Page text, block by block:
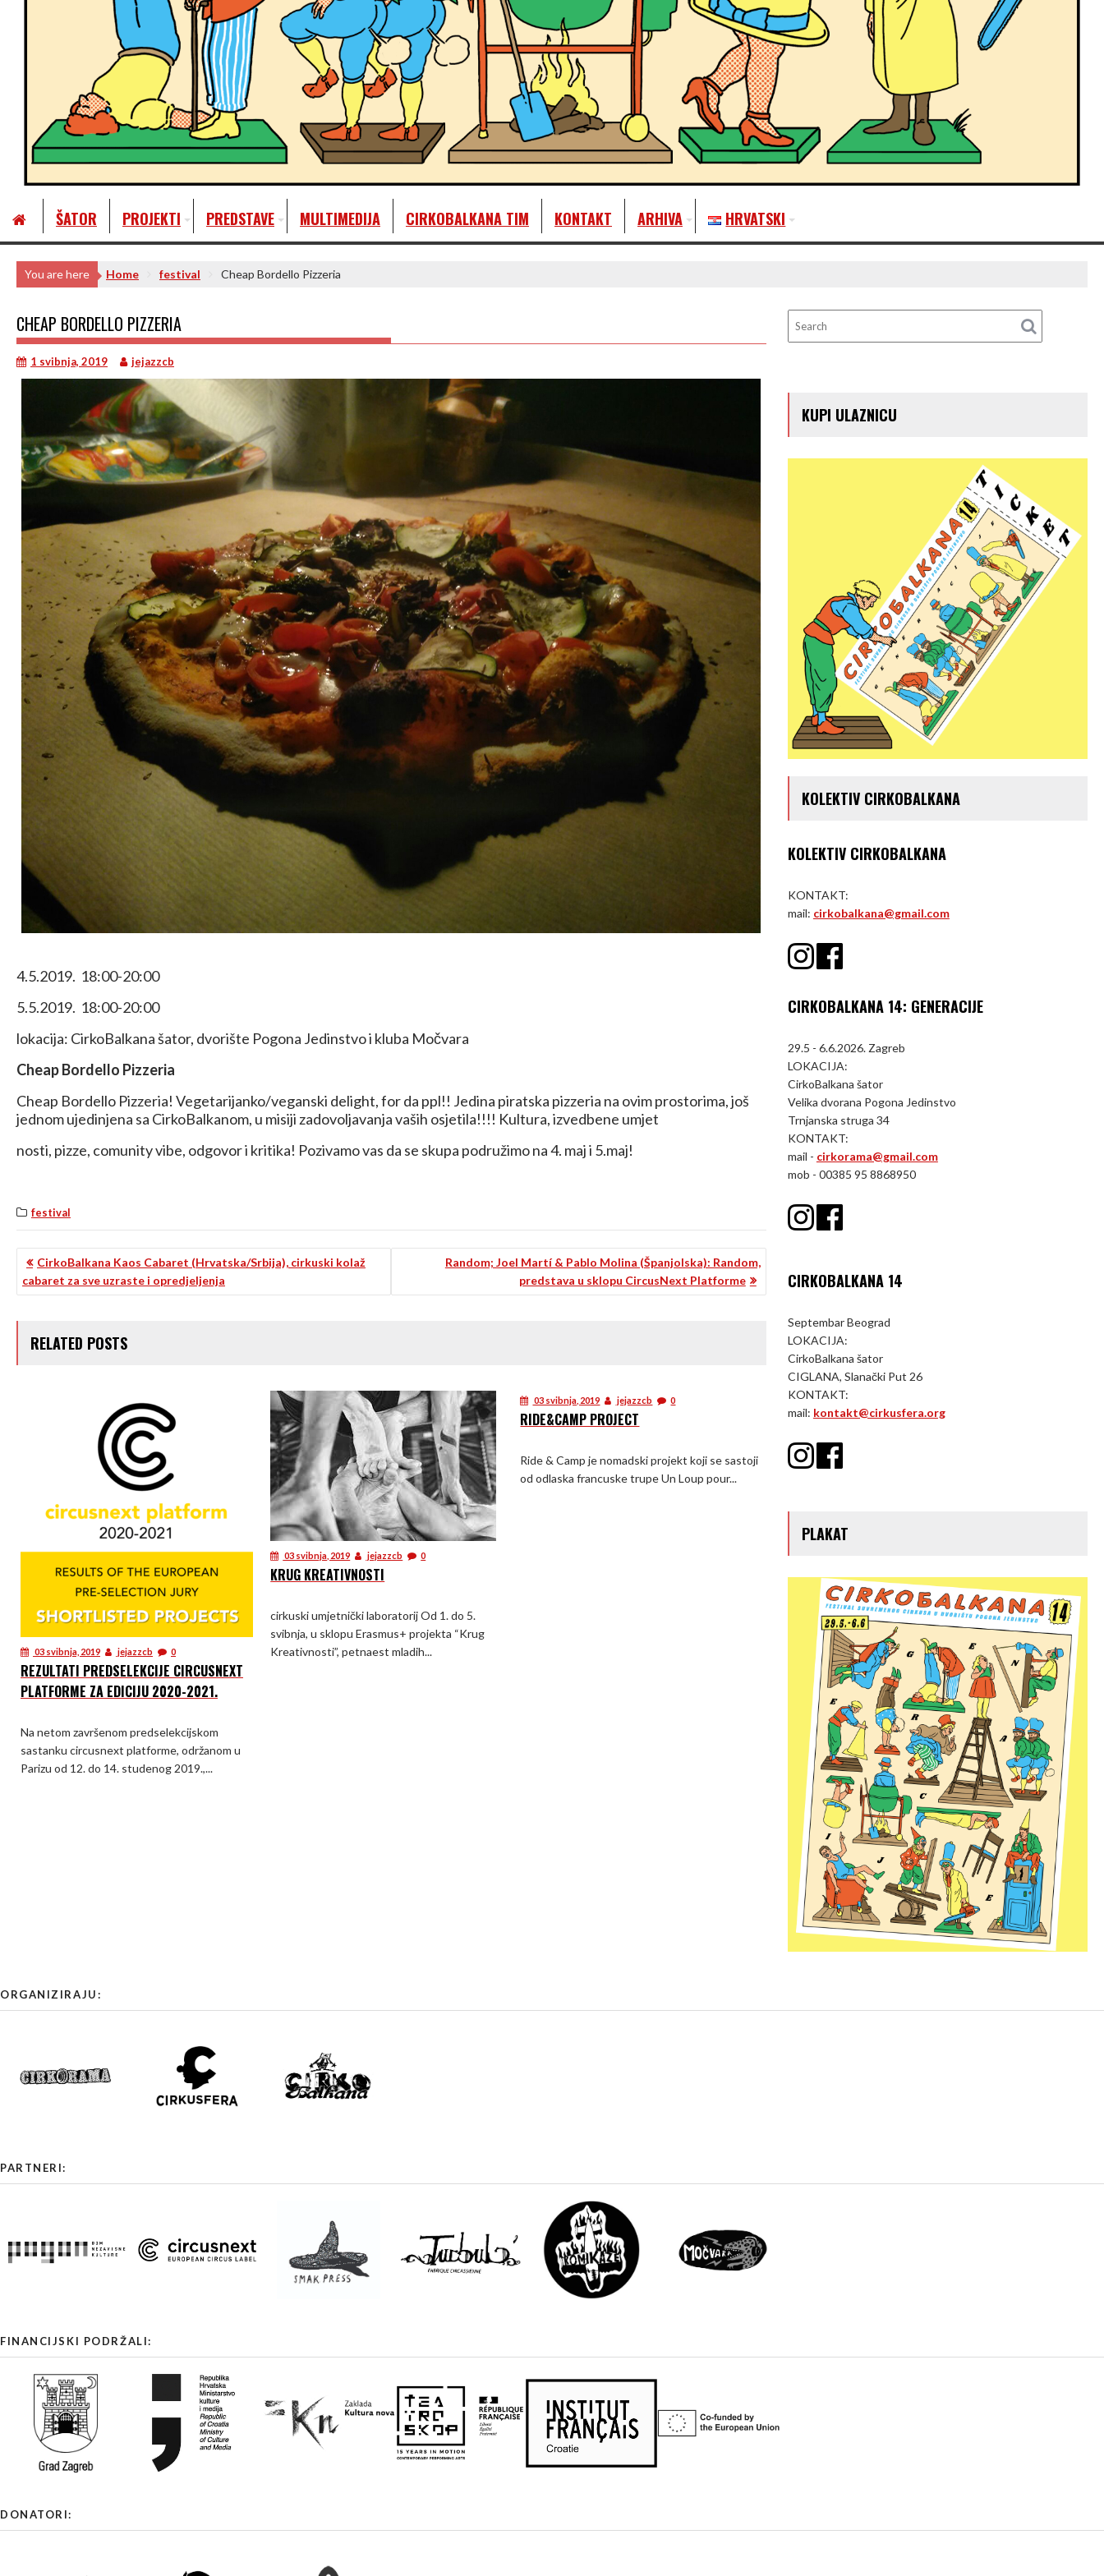
ŠATOR PROJEKTI PREDSTAVE MULTIMEDIJA CIRKOBALKANA TIM KONTAKT ARHIVA HRVATSKI
You are here Home festival Cheap Bordello Pizzeria
CHEAP BORDELLO PIZZERIA
1 svibnja, 2019 jejazzcb
4.5.2019. 18:00-20:00
5.5.2019. 18:00-20:00
lokacija: CirkoBalkana šator, dvorište Pogona Jedinstvo i kluba Močvara
Cheap Bordello Pizzeria
Cheap Bordello Pizzeria! Vegetarijanko/veganski delight, for da ppl!! Jedina piratska pizzeria na ovim prostorima, još
jednom ujedinjena sa CirkoBalkanom, u misiji zadovoljavanja vaših osjetila!!!! Kultura, izvedbene umjet
nosti, pizze, comunity vibe, odgovor i kritika! Pozivamo vas da se skupa podružimo na 4. maj i 5.maj!
festival
NAVIGACIJA
OBJAVA
CirkoBalkana Kaos Cabaret (Hrvatska/Srbija), cirkuski kolaž
cabaret za sve uzraste i opredjeljenja
Random; Joel Martí & Pablo Molina (Španjolska): Random,
predstava u sklopu CircusNext Platforme
RELATED POSTS
03 svibnja, 2019 jejazzcb 0
REZULTATI PREDSELEKCIJE CIRCUSNEXT
PLATFORME ZA EDICIJU 2020-2021.
Na netom završenom predselekcijskom
sastanku circusnext platforme, održanom u
Parizu od 12. do 14. studenog 2019.,...
03 svibnja, 2019 jejazzcb 0
KRUG KREATIVNOSTI
cirkuski umjetnički laboratorij Od 1. do 5.
svibnja, u sklopu Erasmus+ projekta “Krug
Kreativnosti”, petnaest mladih...
03 svibnja, 2019 jejazzcb 0
RIDE&CAMP PROJECT
Ride & Camp je nomadski projekt koji se sastoji
od odlaska francuske trupe Un Loup pour...
KUPI ULAZNICU
KOLEKTIV CIRKOBALKANA
KOLEKTIV CIRKOBALKANA
KONTAKT:
mail: cirkobalkana@gmail.com
CIRKOBALKANA 14: GENERACIJE
29.5 - 6.6.2026. Zagreb
LOKACIJA:
CirkoBalkana šator
Velika dvorana Pogona Jedinstvo
Trnjanska struga 34
KONTAKT:
mail - cirkorama@gmail.com
mob - 00385 95 8868950
CIRKOBALKANA 14
Septembar Beograd
LOKACIJA:
CirkoBalkana šator
CIGLANA, Slanački Put 26
KONTAKT:
mail: kontakt@cirkusfera.org
PLAKAT
ORGANIZIRAJU:
PARTNERI:
FINANCIJSKI PODRŽALI:
DONATORI: